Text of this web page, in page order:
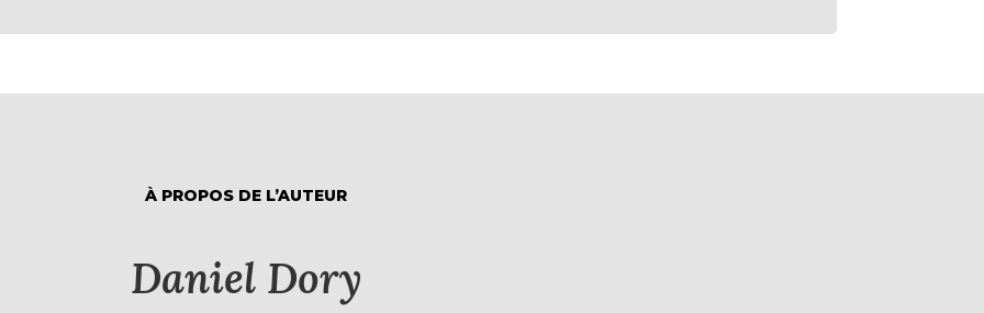
À PROPOS DE L’AUTEUR
Daniel Dory